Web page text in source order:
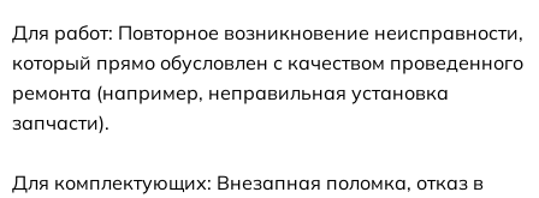
Для работ: Повторное возникновение неисправности,
который прямо обусловлен с качеством проведенного
ремонта (например, неправильная установка
запчасти).
Для комплектующих: Внезапная поломка, отказ в